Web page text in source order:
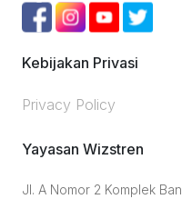
Kebijakan Privasi
Privacy Policy
Yayasan Wizstren
Jl. A Nomor 2 Komplek